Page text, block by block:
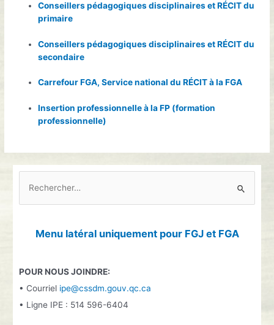
Conseillers pédagogiques disciplinaires et RÉCIT du
primaire
Conseillers pédagogiques disciplinaires et RÉCIT du
secondaire
Carrefour FGA, Service national du RÉCIT à la FGA
Insertion professionnelle à la FP (formation
professionnelle)
c
Menu latéral uniquement pour FGJ et FGA
POUR NOUS JOINDRE:
• Courriel ipe@cssdm.gouv.qc.ca
• Ligne IPE : 514 596-6404